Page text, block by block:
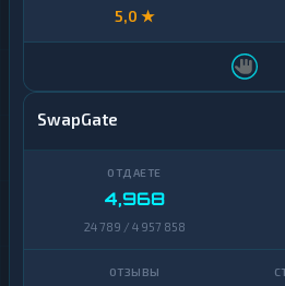
5,0 ★
SwapGate
4,968
24 789 / 4 957 858